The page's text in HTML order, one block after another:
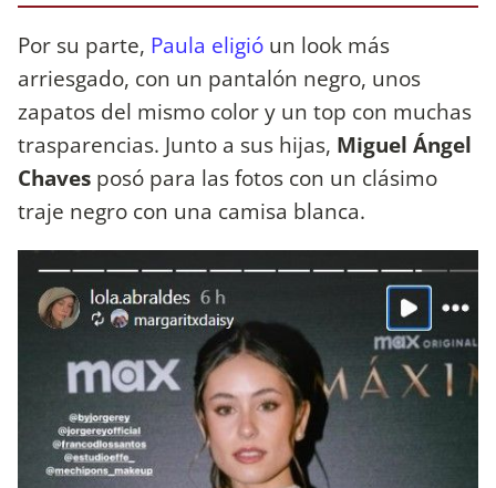
Por su parte, Paula eligió un look más
arriesgado, con un pantalón negro, unos
zapatos del mismo color y un top con muchas
trasparencias. Junto a sus hijas, Miguel Ángel
Chaves posó para las fotos con un clásimo
traje negro con una camisa blanca.